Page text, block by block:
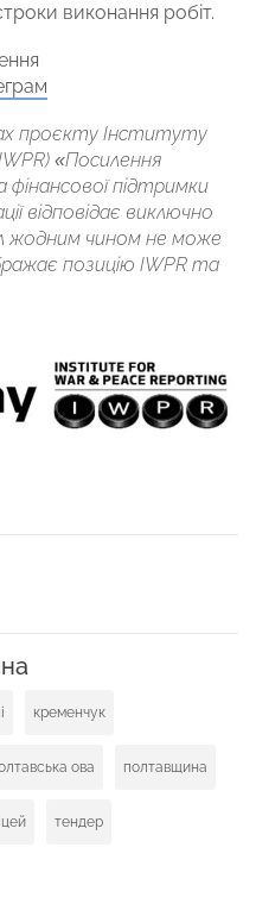
виконання робіт.
проєкту Інституту
«Посилення
підтримки
відповідає виключно
жодним чином не може
позицію IWPR та
кременчук
ова полтавщина
тендер